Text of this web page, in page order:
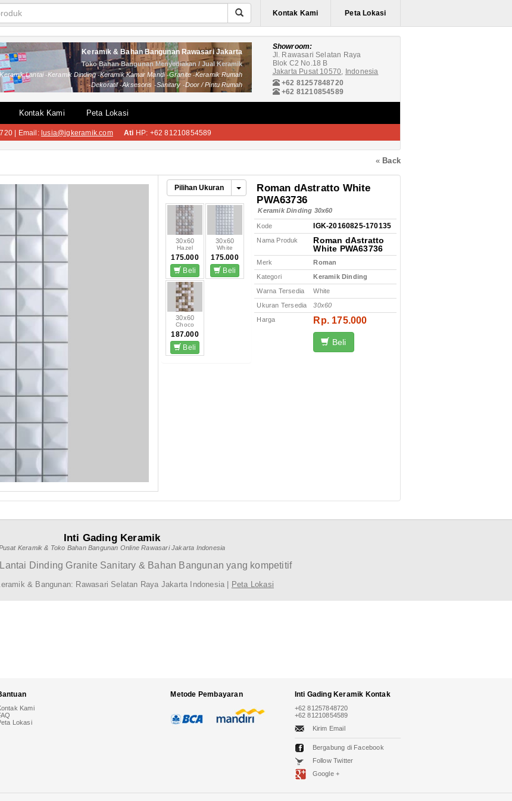
Kontak Kami Peta Lokasi
Keramik & Bahan Bangunan Rawasari Jakarta
Toko Bahan Bangunan Menyediakan / Jual Keramik
Keramik Lantai
Keramik Dinding Keramik Kamar Mandi Granite
Keramik Rumah
Dekoratif
Aksesoris Sanitary Door / Pintu Rumah
Showroom:
Jl. Rawasari Selatan Raya
Blok C2 No.18 B
Jakarta Pusat 10570, Indonesia
+62 81257848720
+62 81210854589
Kontak Kami Peta Lokasi
| Email: lusia@igkeramik.com Ati HP: +62 81210854589
« Back
Pilihan Ukuran
30x60
Hazel
175.000
Beli
30x60
White
175.000
Beli
30x60
Choco
187.000
Beli
Roman dAstratto White
PWA63736
Keramik Dinding 30x60
Kode IGK-20160825-170135
Nama Produk
Roman dAstratto
White PWA63736
Merk
Roman
Kategori
Keramik Dinding
Warna Tersedia
White
Ukuran Tersedia
30x60
Harga
Rp. 175.000
Beli
Inti Gading Keramik
Keramik & Toko Bahan Bangunan Online Rawasari Jakarta Indonesia
Dinding Granite Sanitary & Bahan Bangunan yang kompetitif
& Bangunan: Rawasari Selatan Raya Jakarta Indonesia | Peta Lokasi
Kami
Lokasi
Metode Pembayaran Inti Gading Keramik Kontak
+62 81257848720
+62 81210854589
Kirim Email
Bergabung di Facebook
Follow Twitter
Google +